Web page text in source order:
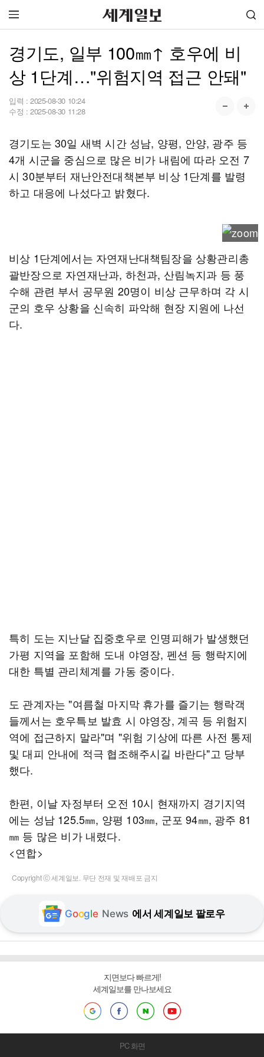
경기도, 일부 100㎜↑ 호우에 비
상 1단계…"위험지역 접근 안돼"
입력 : 2025-08-30 10:24
수정 : 2025-08-30 11:28
경기도는 30일 새벽 시간 성남, 양평, 안양, 광주 등
4개 시군을 중심으로 많은 비가 내림에 따라 오전 7
시 30분부터 재난안전대책본부 비상 1단계를 발령
하고 대응에 나섰다고 밝혔다.
비상 1단계에서는 자연재난대책팀장을 상황관리총
괄반장으로 자연재난과, 하천과, 산림녹지과 등 풍
수해 관련 부서 공무원 20명이 비상 근무하며 각 시
군의 호우 상황을 신속히 파악해 현장 지원에 나선
다.
특히 도는 지난달 집중호우로 인명피해가 발생했던
가평 지역을 포함해 도내 야영장, 펜션 등 행락지에
대한 특별 관리체계를 가동 중이다.
도 관계자는 "여름철 마지막 휴가를 즐기는 행락객
들께서는 호우특보 발효 시 야영장, 계곡 등 위험지
역에 접근하지 말라"며 "위험 기상에 따른 사전 통제
및 대피 안내에 적극 협조해주시길 바란다"고 당부
했다.
한편, 이날 자정부터 오전 10시 현재까지 경기지역
에는 성남 125.5㎜, 양평 103㎜, 군포 94㎜, 광주 81
㎜ 등 많은 비가 내렸다.
<연합>
Copyright ⓒ 세계일보. 무단 전재 및 재배포 금지
Google News 에서 세계일보 팔로우
지면보다 빠르게!
세계일보를 만나보세요
PC 화면